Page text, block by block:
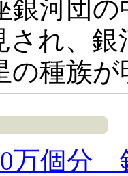
銀河団
され、
の種族
万個分